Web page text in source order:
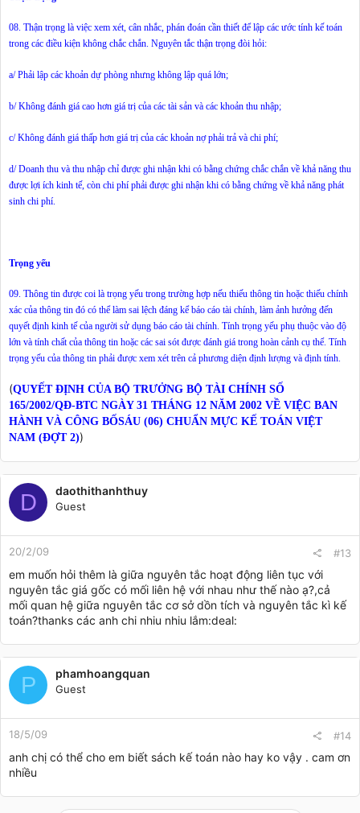
08. Thận trọng là việc xem xét, cân nhắc, phán đoán cần thiết để lập các ước tính kế toán
trong các điều kiện không chắc chắn. Nguyên tắc thận trọng đòi hỏi:
a/ Phải lập các khoản dự phòng nhưng không lập quá lớn;
b/ Không đánh giá cao hơn giá trị của các tài sản và các khoản thu nhập;
c/ Không đánh giá thấp hơn giá trị của các khoản nợ phải trả và chi phí;
d/ Doanh thu và thu nhập chỉ được ghi nhận khi có bằng chứng chắc chắn về khả năng thu
được lợi ích kinh tế, còn chi phí phải được ghi nhận khi có bằng chứng về khả năng phát
sinh chi phí.
Trọng yếu
09. Thông tin được coi là trọng yếu trong trường hợp nếu thiếu thông tin hoặc thiếu chính
xác của thông tin đó có thể làm sai lệch đáng kể báo cáo tài chính, làm ảnh hưởng đến
quyết định kinh tế của người sử dụng báo cáo tài chính. Tính trọng yếu phụ thuộc vào độ
lớn và tính chất của thông tin hoặc các sai sót được đánh giá trong hoàn cảnh cụ thể. Tính
trọng yếu của thông tin phải được xem xét trên cả phương diện định lượng và định tính.
(QUYẾT ĐỊNH CỦA BỘ TRƯỞNG BỘ TÀI CHÍNH SỐ
165/2002/QĐ-BTC NGÀY 31 THÁNG 12 NĂM 2002 VỀ VIỆC BAN
HÀNH VÀ CÔNG BỐSÁU (06) CHUẨN MỰC KẾ TOÁN VIỆT
NAM (ĐỢT 2))
D daothithanhthuy
Guest
20/2/09 #13
em muốn hỏi thêm là giữa nguyên tắc hoạt động liên tục với
nguyên tắc giá gốc có mối liên hệ với nhau như thế nào ạ?,cả
mối quan hệ giữa nguyên tắc cơ sở dồn tích và nguyên tắc kì kế
toán?thanks các anh chi nhiu nhiu lắm:deal:
P phamhoangquan
Guest
18/5/09 #14
anh chị có thể cho em biết sách kế toán nào hay ko vậy . cam ơn
nhiều